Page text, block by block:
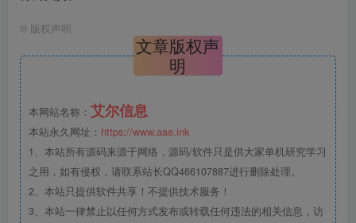
© 版权声明
文章版权声
明
本网站名称： 艾尔信息
本站永久网址： https://www.aae.ink
1、本站所有源码来源于网络，源码/软件只是供大家单机研究学习
之用，如有侵权，请联系站长QQ466107887进行删除处理。
2、本站只提供软件共享！不提供技术服务！
3、本站一律禁止以任何方式发布或转载任何违法的相关信息，访